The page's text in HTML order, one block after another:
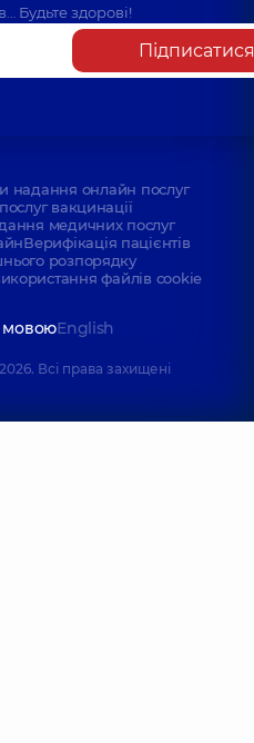
Будьте здорові!
Підписатися
надання онлайн послуг
вакцинації
медичних послуг
Верифікація пацієнтів
розпорядку
файлів cookie
мовоюEnglish
Всі права захищені